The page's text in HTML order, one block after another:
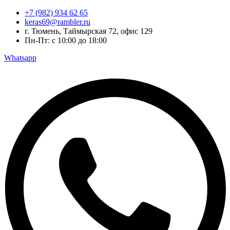
Перейти
содержимому
+7 (982) 934 62 65
keras69@rambler.ru
г. Тюмень, Таймырская 72, офис 129
Пн-Пт: с 10:00 до 18:00
Whatsapp